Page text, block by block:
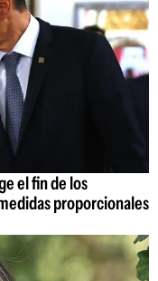
el fin de los
proporcionales